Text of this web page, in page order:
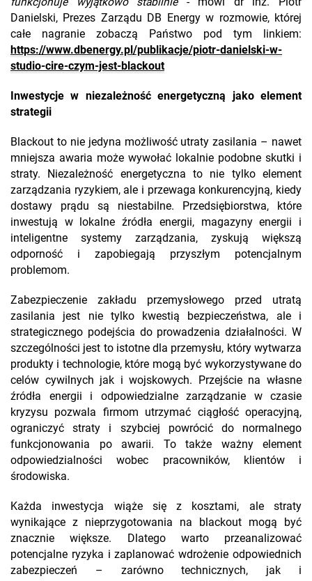
Danielski, Prezes Zarządu DB Energy w rozmowie, której
całe nagranie zobaczą Państwo pod tym linkiem:
https://www.dbenergy.pl/publikacje/piotr-danielski-w-
studio-cire-czym-jest-blackout
Inwestycje w niezależność energetyczną jako element
strategii
Blackout to nie jedyna możliwość utraty zasilania – nawet
mniejsza awaria może wywołać lokalnie podobne skutki i
straty. Niezależność energetyczna to nie tylko element
zarządzania ryzykiem, ale i przewaga konkurencyjną, kiedy
dostawy prądu są niestabilne. Przedsiębiorstwa, które
inwestują w lokalne źródła energii, magazyny energii i
inteligentne systemy zarządzania, zyskują większą
odporność i zapobiegają przyszłym potencjalnym
problemom.
Zabezpieczenie zakładu przemysłowego przed utratą
zasilania jest nie tylko kwestią bezpieczeństwa, ale i
strategicznego podejścia do prowadzenia działalności. W
szczególności jest to istotne dla przemysłu, który wytwarza
produkty i technologie, które mogą być wykorzystywane do
celów cywilnych jak i wojskowych. Przejście na własne
źródła energii i odpowiedzialne zarządzanie w czasie
kryzysu pozwala firmom utrzymać ciągłość operacyjną,
ograniczyć straty i szybciej powrócić do normalnego
funkcjonowania po awarii. To także ważny element
odpowiedzialności wobec pracowników, klientów i
środowiska.
Każda inwestycja wiąże się z kosztami, ale straty
wynikające z nieprzygotowania na blackout mogą być
znacznie większe. Dlatego warto przeanalizować
potencjalne ryzyka i zaplanować wdrożenie odpowiednich
zabezpieczeń – zarówno technicznych, jak i